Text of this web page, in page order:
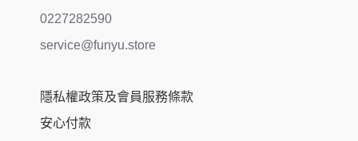
0227282590
service@funyu.store
隱私權政策及會員服務條款
安心付款